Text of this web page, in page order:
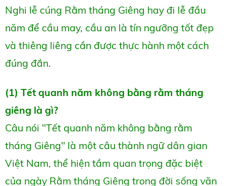
Nghi lễ cúng Rằm tháng Giêng hay đi lễ đầu
năm để cầu may, cầu an là tín ngưỡng tốt đẹp
và thiêng liêng cần được thực hành một cách
đúng đắn.
(1) Tết quanh năm không bằng rằm tháng
giêng là gì?
Câu nói "Tết quanh năm không bằng rằm
tháng Giêng" là một câu thành ngữ dân gian
Việt Nam, thể hiện tầm quan trọng đặc biệt
của ngày Rằm tháng Giêng trong đời sống văn